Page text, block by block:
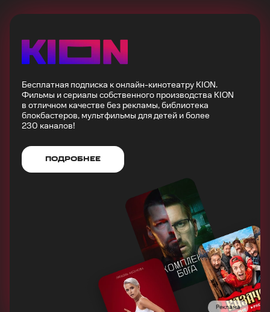
Бесплатная подписка к онлайн-кинотеатру KION.
Фильмы и сериалы собственного производства KION
в отличном качестве без рекламы, библиотека
блокбастеров, мультфильмы для детей и более
230 каналов!
ПОДРОБНЕЕ
Реклама